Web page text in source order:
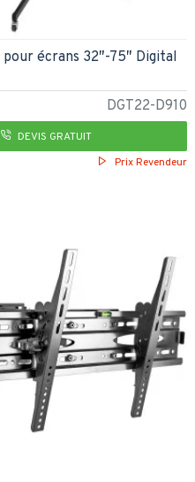
DGT22-D910
écrans 32″-75″ Digital
DEVIS GRATUIT
Prix Revendeur